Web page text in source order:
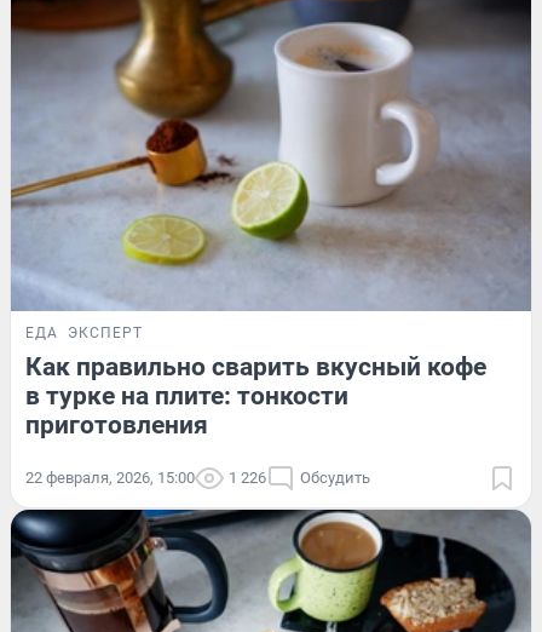
ЕДА ЭКСПЕРТ
Как правильно сварить вкусный кофе
в турке на плите: тонкости
приготовления
22 февраля, 2026, 15:00 1 226 Обсудить